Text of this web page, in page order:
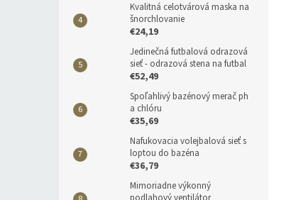
Kvalitná celotvárová maska na
šnorchlovanie
€24,19
Jedinečná futbalová odrazová
sieť - odrazová stena na futbal
€52,49
Spoľahlivý bazénový merač ph
a chlóru
€35,69
Nafukovacia volejbalová sieť s
loptou do bazéna
€36,79
Mimoriadne výkonný